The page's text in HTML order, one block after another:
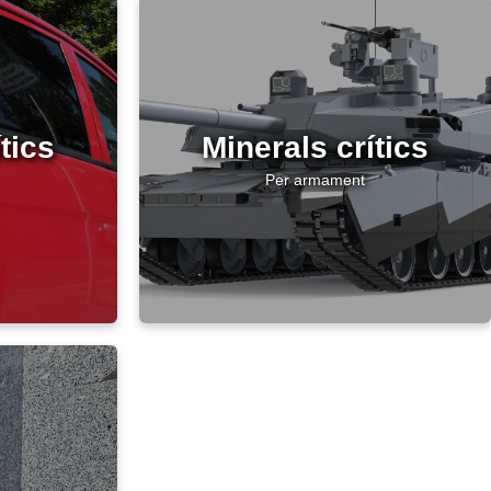
Minerals crítics
Per armament